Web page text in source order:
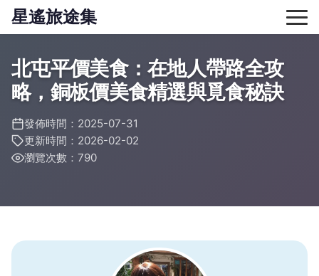
星遙旅途集
北屯平價美食：在地人帶路全攻
略，銅板價美食精選與覓食秘訣
發佈時間：2025-07-31
更新時間：2026-02-02
瀏覽次數：790